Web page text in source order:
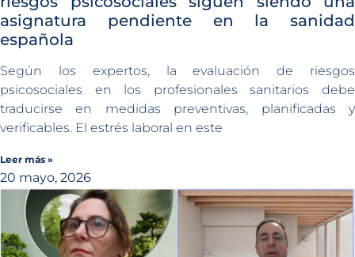
asignatura pendiente en la sanidad
española
Según los expertos, la evaluación de riesgos
psicosociales en los profesionales sanitarios debe
traducirse en medidas preventivas, planificadas y
verificables. El estrés laboral en este
Leer más »
20 mayo, 2026